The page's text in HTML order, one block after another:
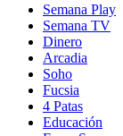
Semana Play
Semana TV
Dinero
Arcadia
Soho
in
new
window
Fucsia
in
new
4 Patas
Educación